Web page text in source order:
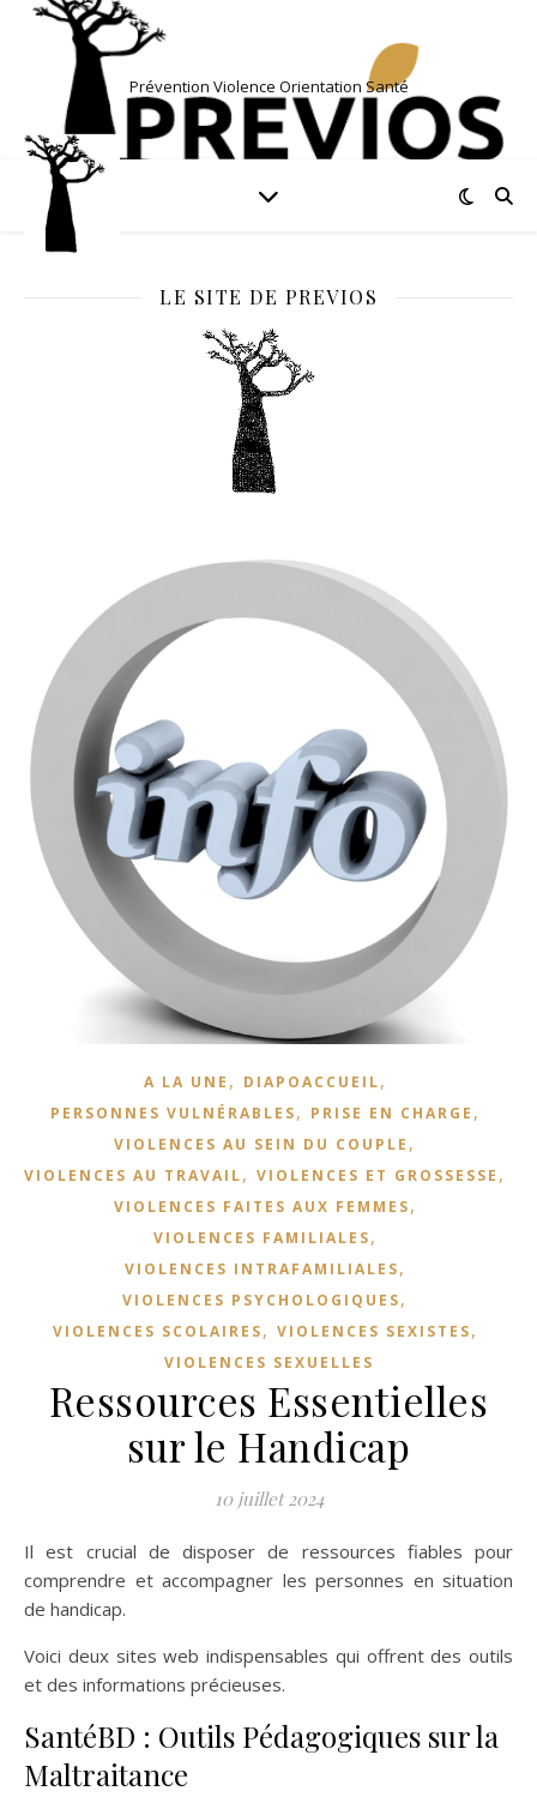
Prévention Violence Orientation Santé
LE SITE DE PREVIOS
A LA UNE , DIAPOACCUEIL,
PERSONNES VULNÉRABLES, PRISE EN CHARGE ,
VIOLENCES AU SEIN DU COUPLE ,
VIOLENCES AU TRAVAIL, VIOLENCES ET GROSSESSE ,
VIOLENCES FAITES AUX FEMMES,
VIOLENCES FAMILIALES,
VIOLENCES INTRAFAMILIALES,
VIOLENCES PSYCHOLOGIQUES,
VIOLENCES SCOLAIRES, VIOLENCES SEXISTES,
VIOLENCES SEXUELLES
Ressources Essentielles
sur le Handicap
10 juillet 2024
Il est crucial de disposer de ressources fiables pour
comprendre et accompagner les personnes en situation
de handicap.
Voici deux sites web indispensables qui offrent des outils
et des informations précieuses.
SantéBD : Outils Pédagogiques sur la
Maltraitance